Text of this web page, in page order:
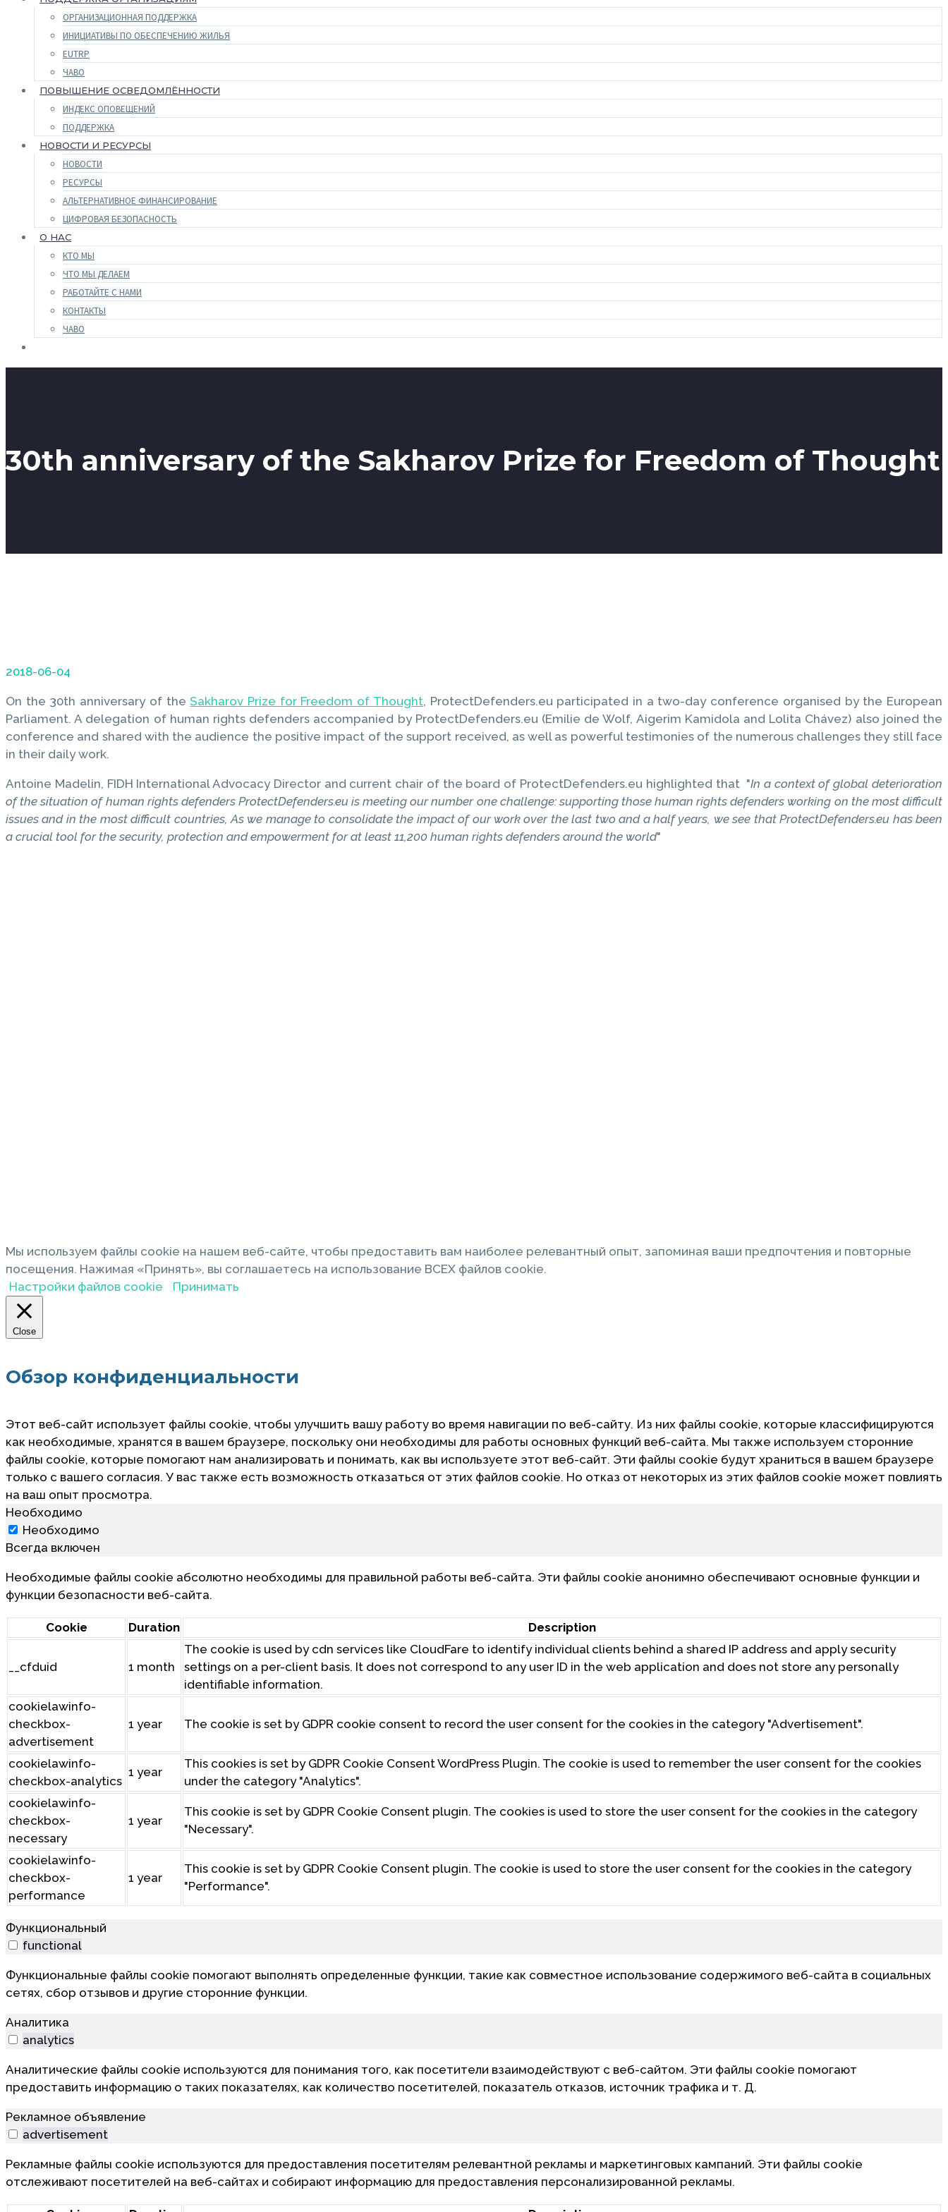
ОРГАНИЗАЦИОННАЯ ПОДДЕРЖКА
ИНИЦИАТИВЫ ПО ОБЕСПЕЧЕНИЮ ЖИЛЬЯ
EUTRP
ЧАВО
ПОВЫШЕНИЕ ОСВЕДОМЛЁННОСТИ
ИНДЕКС ОПОВЕЩЕНИЙ
ПОДДЕРЖКА
НОВОСТИ И РЕСУРСЫ
НОВОСТИ
РЕСУРСЫ
АЛЬТЕРНАТИВНОЕ ФИНАНСИРОВАНИЕ
ЦИФРОВАЯ БЕЗОПАСНОСТЬ
О НАС
КТО МЫ
ЧТО МЫ ДЕЛАЕМ
РАБОТАЙТЕ С НАМИ
КОНТАКТЫ
ЧАВО
30th anniversary of the Sakharov Prize for Freedom of Thought
2018-06-04
On the 30th anniversary of theSakharov Prize for Freedom of Thought, ProtectDefenders.eu participated in a two-day conference organised by the European
Parliament. A delegation of human rights defenders accompanied by ProtectDefenders.eu (Emilie de Wolf, Aigerim Kamidola and Lolita Chávez) also joined the
conference and shared with the audience the positive impact of the support received, as well as powerful testimonies of the numerous challenges they still face
in their daily work.
Antoine Madelin, FIDH International Advocacy Director and current chair of the board of ProtectDefenders.eu highlighted that "In a context of global deterioration
of the situation of human rights defenders ProtectDefenders.eu is meeting our number one challenge: supporting those human rights defenders working on the most difficult
issues and in the most difficult countries, As we manage to consolidate the impact of our work over the last two and a half years, we see that ProtectDefenders.eu has been
a crucial tool for the security, protection and empowerment for at least 11,200 human rights defenders around the world"
Мы используем файлы cookie на нашем веб-сайте, чтобы предоставить вам наиболее релевантный опыт, запоминая ваши предпочтения и повторные
посещения. Нажимая «Принять», вы соглашаетесь на использование ВСЕХ файлов cookie.
Настройки файлов cookie
Принимать
Close
Обзор конфиденциальности
Этот веб-сайт использует файлы cookie, чтобы улучшить вашу работу во время навигации по веб-сайту. Из них файлы cookie, которые классифицируются
как необходимые, хранятся в вашем браузере, поскольку они необходимы для работы основных функций веб-сайта. Мы также используем сторонние
файлы cookie, которые помогают нам анализировать и понимать, как вы используете этот веб-сайт. Эти файлы cookie будут храниться в вашем браузере
только с вашего согласия. У вас также есть возможность отказаться от этих файлов cookie. Но отказ от некоторых из этих файлов cookie может повлиять
на ваш опыт просмотра.
Необходимо
Необходимо
Всегда включен
Необходимые файлы cookie абсолютно необходимы для правильной работы веб-сайта. Эти файлы cookie анонимно обеспечивают основные функции и
функции безопасности веб-сайта.
Cookie Duration Description
__cfduid 1 month
The cookie is used by cdn services like CloudFare to identify individual clients behind a shared IP address and apply security
settings on a per-client basis. It does not correspond to any user ID in the web application and does not store any personally
identifiable information.
cookielawinfo-
checkbox-
advertisement
1 year The cookie is set by GDPR cookie consent to record the user consent for the cookies in the category "Advertisement".
cookielawinfo-
checkbox-analytics
1 year
This cookies is set by GDPR Cookie Consent WordPress Plugin. The cookie is used to remember the user consent for the cookies
under the category "Analytics".
cookielawinfo-
checkbox-
necessary
1 year
This cookie is set by GDPR Cookie Consent plugin. The cookies is used to store the user consent for the cookies in the category
"Necessary".
cookielawinfo-
checkbox-
performance
1 year
This cookie is set by GDPR Cookie Consent plugin. The cookie is used to store the user consent for the cookies in the category
"Performance".
Функциональный
functional
Функциональные файлы cookie помогают выполнять определенные функции, такие как совместное использование содержимого веб-сайта в социальных
сетях, сбор отзывов и другие сторонние функции.
Аналитика
analytics
Аналитические файлы cookie используются для понимания того, как посетители взаимодействуют с веб-сайтом. Эти файлы cookie помогают
предоставить информацию о таких показателях, как количество посетителей, показатель отказов, источник трафика и т. Д.
Рекламное объявление
advertisement
Рекламные файлы cookie используются для предоставления посетителям релевантной рекламы и маркетинговых кампаний. Эти файлы cookie
отслеживают посетителей на веб-сайтах и собирают информацию для предоставления персонализированной рекламы.